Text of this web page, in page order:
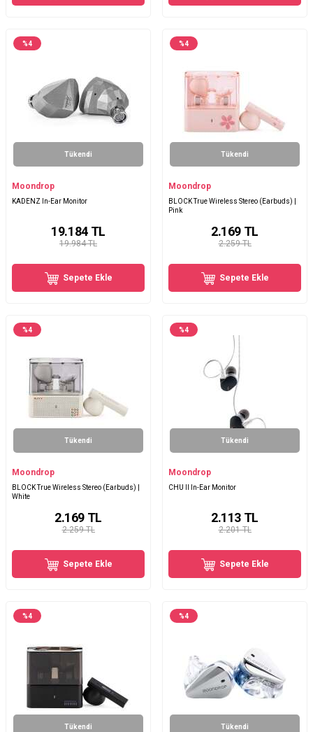
%4
Tükendi
Moondrop
KADENZ In-Ear Monitor
19.984 TL
19.184TL
Sepete Ekle
%4
Tükendi
Moondrop
BLOCK True Wireless Stereo (Earbuds) |
Pink
2.259 TL
2.169 TL
Sepete Ekle
%4
Tükendi
Moondrop
BLOCK True Wireless Stereo (Earbuds) |
White
2.259 TL
2.169 TL
Sepete Ekle
%4
Tükendi
Moondrop
CHU II In-Ear Monitor
2.201 TL
2.113 TL
Sepete Ekle
%4
Tükendi
%4
Tükendi